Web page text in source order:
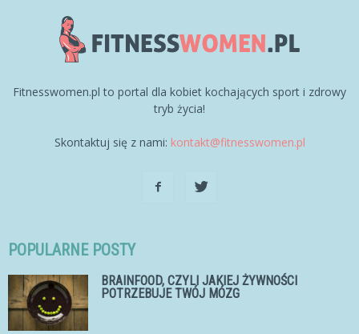
Fitnesswomen.pl to portal dla kobiet kochających sport i zdrowy
tryb życia!
Skontaktuj się z nami: kontakt@fitnesswomen.pl
POPULARNE POSTY
BRAINFOOD, CZYLI JAKIEJ ŻYWNOŚCI
POTRZEBUJE TWÓJ MÓZG